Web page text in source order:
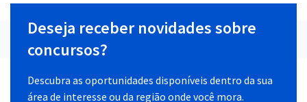
Deseja receber novidades sobre
concursos?
Descubra as oportunidades disponíveis dentro da sua
área de interesse ou da região onde você mora.